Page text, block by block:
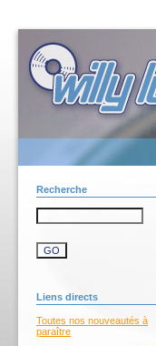
Recherche
Liens directs
Toutes nos nouveautés à
paraître